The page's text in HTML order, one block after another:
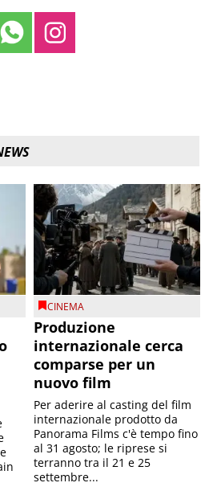
CINEMA
Produzione
internazionale cerca
comparse per un
nuovo film
Per aderire al casting del film
internazionale prodotto da
Panorama Films c'è tempo fino
al 31 agosto; le riprese si
terranno tra il 21 e 25
settembre...